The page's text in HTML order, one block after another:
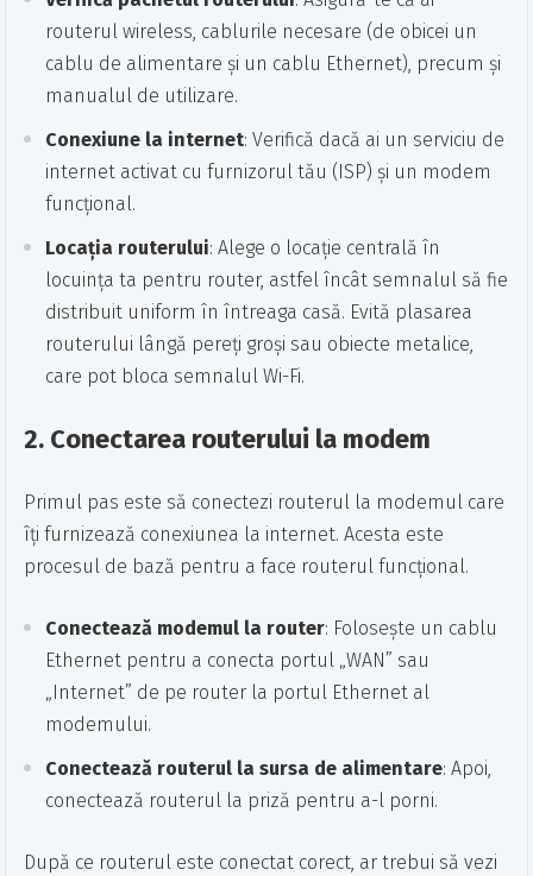
routerul wireless, cablurile necesare (de obicei un
cablu de alimentare și un cablu Ethernet), precum și
manualul de utilizare.
Conexiune la internet: Verifică dacă ai un serviciu de
internet activat cu furnizorul tău (ISP) și un modem
funcțional.
Locația routerului: Alege o locație centrală în
locuința ta pentru router, astfel încât semnalul să fie
distribuit uniform în întreaga casă. Evită plasarea
routerului lângă pereți groși sau obiecte metalice,
care pot bloca semnalul Wi-Fi.
2. Conectarea routerului la modem
Primul pas este să conectezi routerul la modemul care
îți furnizează conexiunea la internet. Acesta este
procesul de bază pentru a face routerul funcțional.
Conectează modemul la router: Folosește un cablu
Ethernet pentru a conecta portul „WAN” sau
„Internet” de pe router la portul Ethernet al
modemului.
Conectează routerul la sursa de alimentare: Apoi,
conectează routerul la priză pentru a-l porni.
După ce routerul este conectat corect, ar trebui să vezi